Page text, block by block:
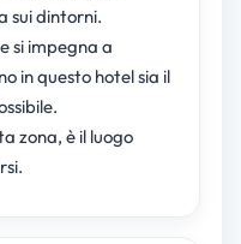
sui dintorni.
si impegna a
in questo hotel sia il
zona, è il luogo